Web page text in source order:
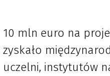
10 mln euro na
zyskało
uczelni, instytutów